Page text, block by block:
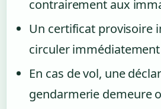
contrairement aux
Un certificat provisoire
circuler immédiatement
En cas de vol, une
gendarmerie demeure